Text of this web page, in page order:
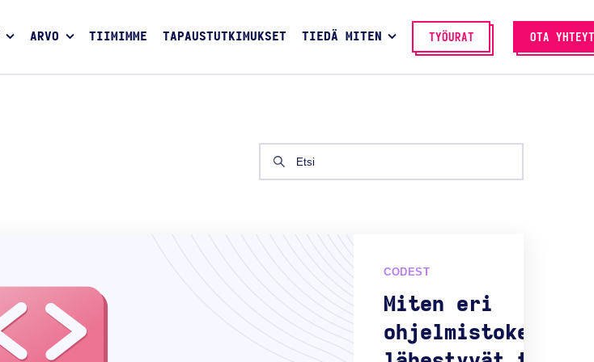
ARVO TIIMIMME TAPAUSTUTKIMUKSET TIEDÄ MITEN TYÖURAT OTA
CODEST
Miten eri